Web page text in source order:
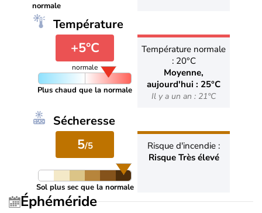
normale
Température
+5°C
normale
Plus chaud que la normale
Température normale
: 20°C
Moyenne,
aujourd'hui : 25°C
Il y a un an : 21°C
Sécheresse
5/5
Sol plus sec que la normale
Risque d'incendie :
Risque Très élevé
Éphéméride